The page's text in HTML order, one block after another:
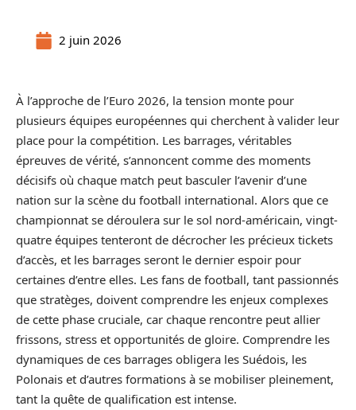
2 juin 2026
À l’approche de l’Euro 2026, la tension monte pour
plusieurs équipes européennes qui cherchent à valider leur
place pour la compétition. Les barrages, véritables
épreuves de vérité, s’annoncent comme des moments
décisifs où chaque match peut basculer l’avenir d’une
nation sur la scène du football international. Alors que ce
championnat se déroulera sur le sol nord-américain, vingt-
quatre équipes tenteront de décrocher les précieux tickets
d’accès, et les barrages seront le dernier espoir pour
certaines d’entre elles. Les fans de football, tant passionnés
que stratèges, doivent comprendre les enjeux complexes
de cette phase cruciale, car chaque rencontre peut allier
frissons, stress et opportunités de gloire. Comprendre les
dynamiques de ces barrages obligera les Suédois, les
Polonais et d’autres formations à se mobiliser pleinement,
tant la quête de qualification est intense.